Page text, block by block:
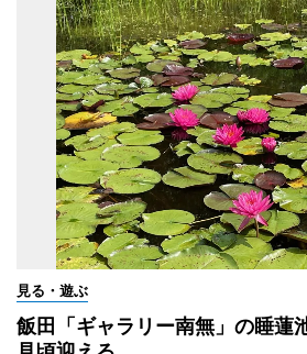
見る・遊ぶ
飯田「ギャラリー南無」の睡